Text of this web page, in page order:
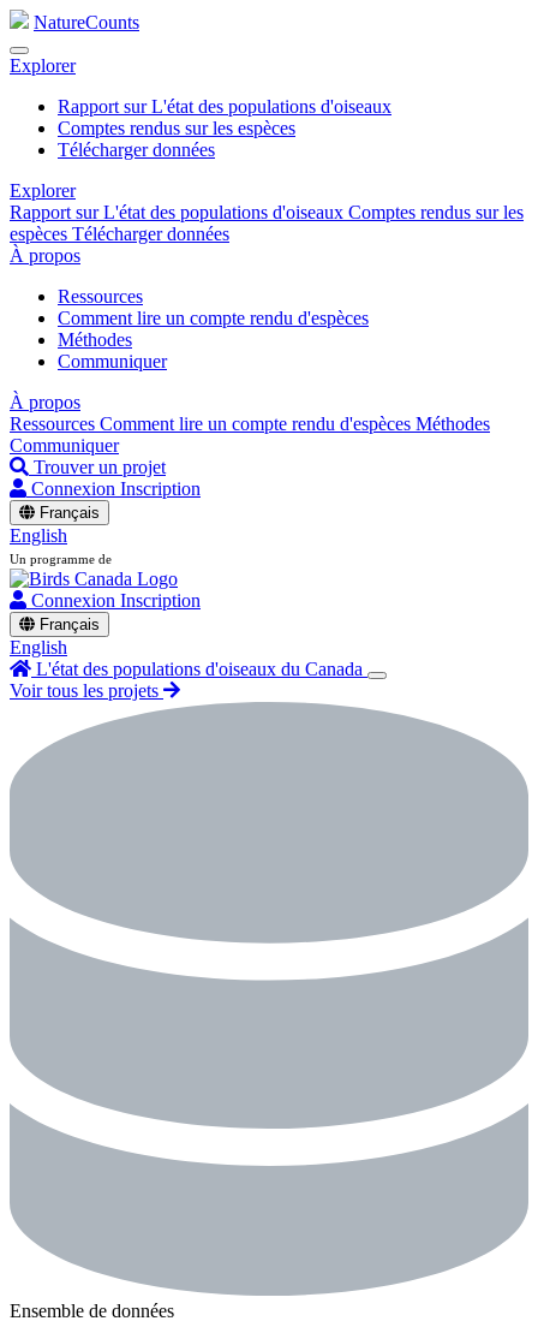
NatureCounts
Explorer
Rapport sur L'état des populations d'oiseaux
Comptes rendus sur les espèces
Télécharger données
Explorer
Rapport sur L'état des populations d'oiseaux Comptes rendus sur les
espèces Télécharger données
À propos
Ressources
Comment lire un compte rendu d'espèces
Méthodes
Communiquer
À propos
Ressources Comment lire un compte rendu d'espèces Méthodes
Communiquer
Trouver un projet
Connexion Inscription
Français
English
Un programme de
Connexion Inscription
Français
English
L'état des populations d'oiseaux du Canada
Voir tous les projets
Ensemble de données